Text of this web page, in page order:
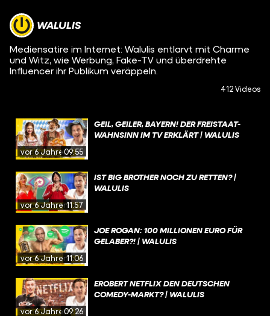
WALULIS
Mediensatire im Internet: Walulis entlarvt mit Charme
und Witz, wie Werbung, Fake-TV und überdrehte
Influencer ihr Publikum veräppeln.
412 Videos
vor 6 Jahren09:55
GEIL, GEILER, BAYERN! DER FREISTAAT-
WAHNSINN IM TV ERKLÄRT | WALULIS
vor 6 Jahren11:57
IST BIG BROTHER NOCH ZU RETTEN? |
WALULIS
vor 6 Jahren11:06
JOE ROGAN: 100 MILLIONEN EURO FÜR
GELABER?! | WALULIS
vor 6 Jahren09:26
EROBERT NETFLIX DEN DEUTSCHEN
COMEDY-MARKT? | WALULIS